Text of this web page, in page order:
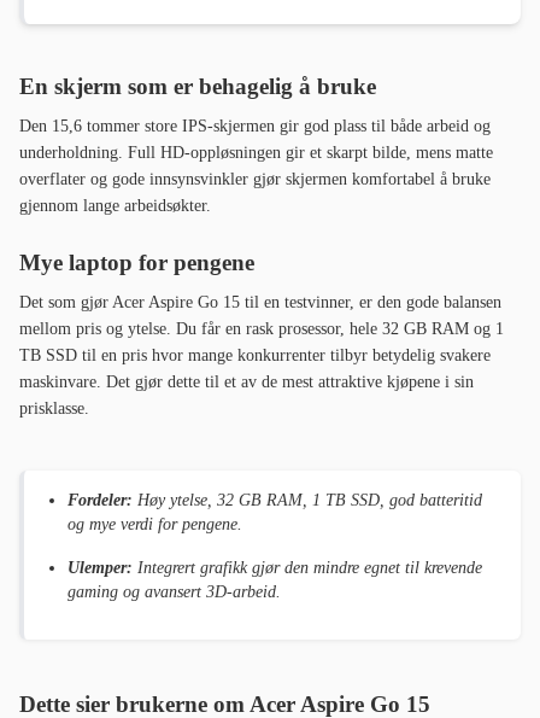
En skjerm som er behagelig å bruke
Den 15,6 tommer store IPS-skjermen gir god plass til både arbeid og
underholdning. Full HD-oppløsningen gir et skarpt bilde, mens matte
overflater og gode innsynsvinkler gjør skjermen komfortabel å bruke
gjennom lange arbeidsøkter.
Mye laptop for pengene
Det som gjør Acer Aspire Go 15 til en testvinner, er den gode balansen
mellom pris og ytelse. Du får en rask prosessor, hele 32 GB RAM og 1
TB SSD til en pris hvor mange konkurrenter tilbyr betydelig svakere
maskinvare. Det gjør dette til et av de mest attraktive kjøpene i sin
prisklasse.
Fordeler: Høy ytelse, 32 GB RAM, 1 TB SSD, god batteritid
og mye verdi for pengene.
Ulemper: Integrert grafikk gjør den mindre egnet til krevende
gaming og avansert 3D-arbeid.
Dette sier brukerne om Acer Aspire Go 15